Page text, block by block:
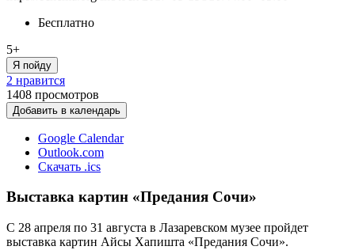
Бесплатно
5+
Я пойду
2 нравится
1408 просмотров
Добавить в календарь
Google Calendar
Outlook.com
Скачать .ics
Выставка картин «Предания Сочи»
С 28 апреля по 31 августа в Лазаревском музее пройдет
выставка картин Айсы Хапишта «Предания Сочи».